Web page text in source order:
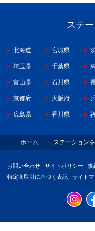
ステ
北海道 宮城県
埼玉県 千葉県
富山県 石川県
京都府 大阪府
広島県 香川県
ホーム ステーション
お問い合わせ サイトポリシー
規
特定商取引に基づく表記
サイト